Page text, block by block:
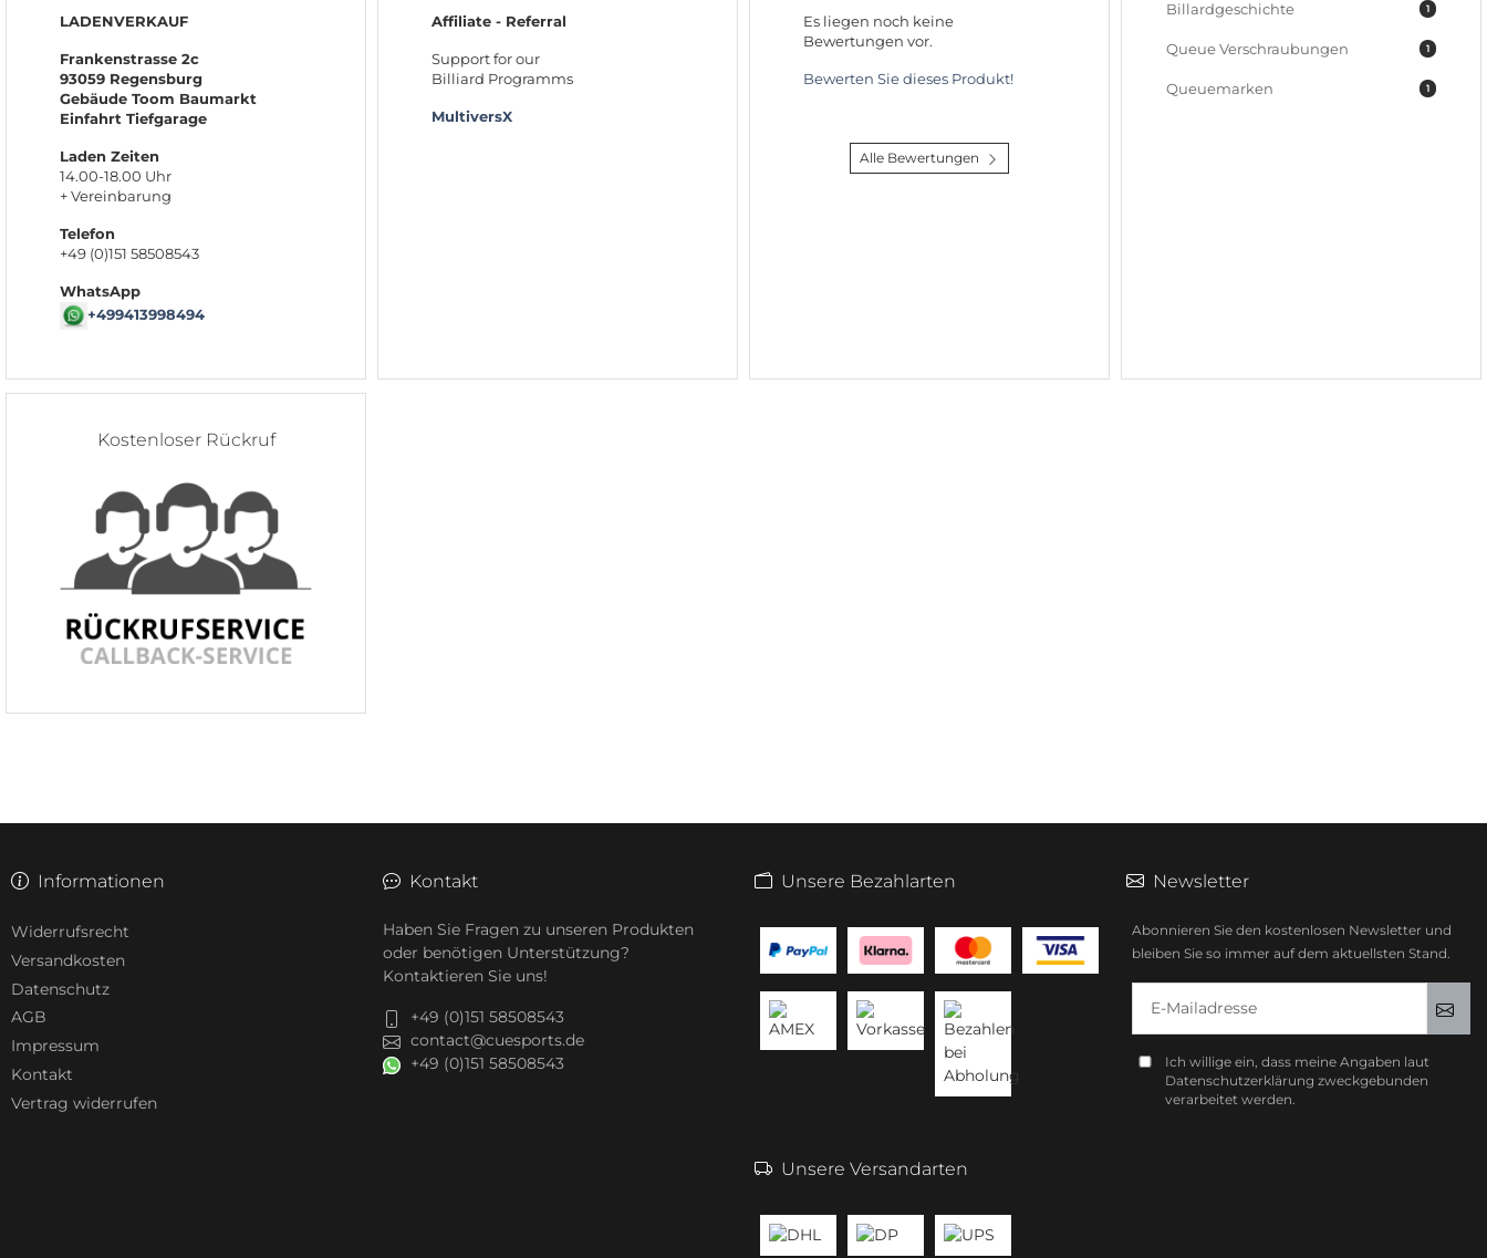
LADENVERKAUF
Frankenstrasse 2c
93059 Regensburg
Gebäude Toom Baumarkt
Einfahrt Tiefgarage
Laden Zeiten
14.00-18.00 Uhr
+ Vereinbarung
Telefon
+49 (0)151 58508543
WhatsApp
+499413998494
Affiliate - Referral
Support for our
Billiard Programms
MultiversX
Es liegen noch keine
Bewertungen vor.
Bewerten Sie dieses Produkt!
Alle Bewertungen
1
Billardgeschichte
1
Queue Verschraubungen
1
Queuemarken
Kostenloser Rückruf
Informationen
Widerrufsrecht
Versandkosten
Datenschutz
AGB
Impressum
Kontakt
Vertrag widerrufen
Kontakt
Haben Sie Fragen zu unseren Produkten
oder benötigen Unterstützung?
Kontaktieren Sie uns!
+49 (0)151 58508543
contact@cuesports.de
+49 (0)151 58508543
Unsere Bezahlarten
Unsere Versandarten
Newsletter
Abonnieren Sie den kostenlosen Newsletter und
bleiben Sie so immer auf dem aktuellsten Stand.
Ich willige ein, dass meine Angaben laut
Datenschutzerklärung zweckgebunden
verarbeitet werden.